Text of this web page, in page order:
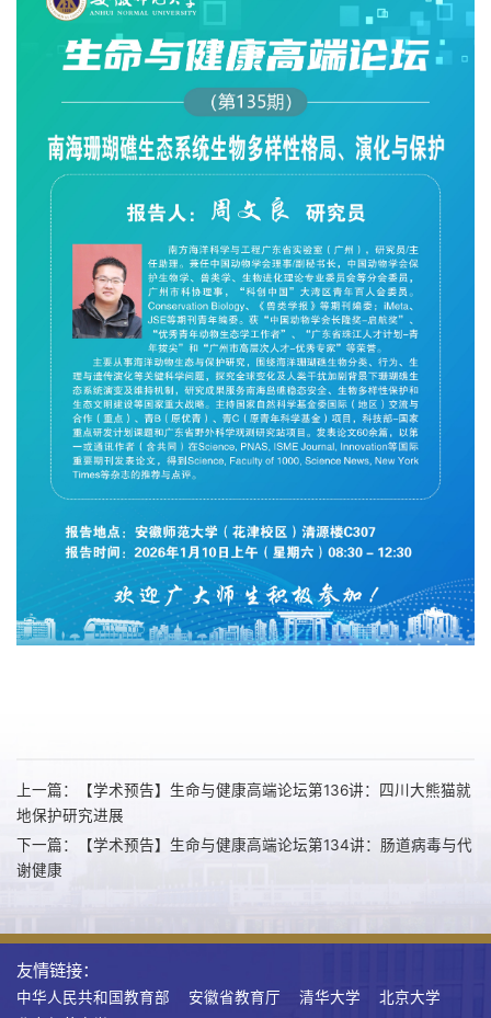
上一篇：【学术预告】生命与健康高端论坛第136讲：四川大熊猫就
地保护研究进展
下一篇：【学术预告】生命与健康高端论坛第134讲：肠道病毒与代
谢健康
友情链接：
中华人民共和国教育部 安徽省教育厅 清华大学
北京大学